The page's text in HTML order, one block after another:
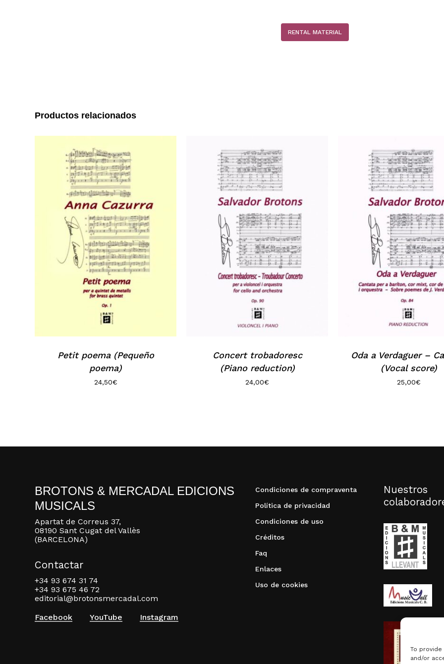
To
and/or
RENTAL MATERIAL
Productos relacionados
Petit poema (Pequeño
poema)
24,50€
Concert trobadoresc
(Piano reduction)
24,00€
Oda a Verdaguer –
(Vocal score)
25,00€
BROTONS & MERCADAL EDICIONS
MUSICALS
Apartat de Correus 37,
08190 Sant Cugat del Vallès
(BARCELONA)
Contactar
+34 93 674 31 74
+34 93 675 46 72
editorial@brotonsmercadal.com
Facebook
YouTube Instagram
Condiciones de compraventa
Política de privacidad
Condiciones de uso
Créditos
Faq
Enlaces
Uso de cookies
Nuestros